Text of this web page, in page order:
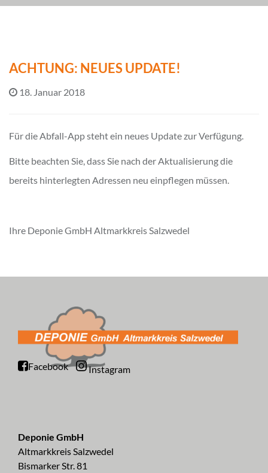
ACHTUNG: NEUES UPDATE!
18. Januar 2018
Für die Abfall-App steht ein neues Update zur Verfügung.
Bitte beachten Sie, dass Sie nach der Aktualisierung die
bereits hinterlegten Adressen neu einpflegen müssen.
Ihre Deponie GmbH Altmarkkreis Salzwedel
Facebook Instagram
Deponie GmbH
Altmarkkreis Salzwedel
Bismarker Str. 81